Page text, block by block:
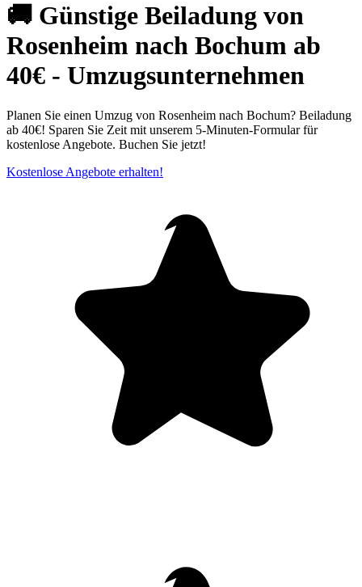
🚚 Günstige Beiladung von
Rosenheim nach Bochum ab
40€ - Umzugsunternehmen
Planen Sie einen Umzug von Rosenheim nach Bochum? Beiladung
ab 40€! Sparen Sie Zeit mit unserem 5-Minuten-Formular für
kostenlose Angebote. Buchen Sie jetzt!
Kostenlose Angebote erhalten!